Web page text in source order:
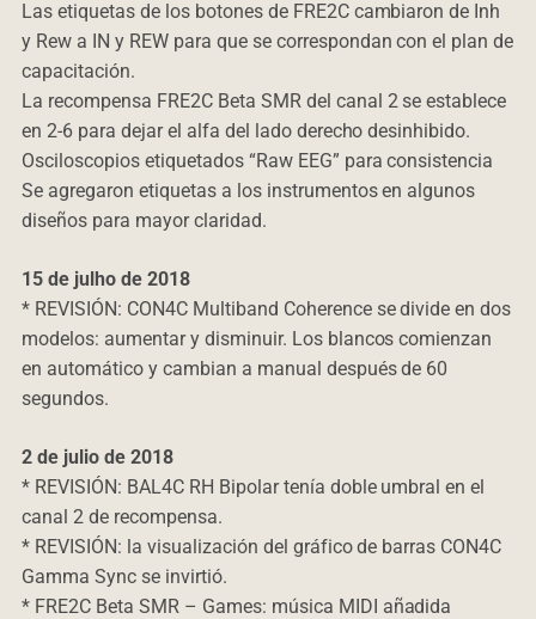
Las etiquetas de los botones de FRE2C cambiaron de Inh
y Rew a IN y REW para que se correspondan con el plan de
capacitación.
La recompensa FRE2C Beta SMR del canal 2 se establece
en 2-6 para dejar el alfa del lado derecho desinhibido.
Osciloscopios etiquetados “Raw EEG” para consistencia
Se agregaron etiquetas a los instrumentos en algunos
diseños para mayor claridad.
15 de julho de 2018
* REVISIÓN: CON4C Multiband Coherence se divide en dos
modelos: aumentar y disminuir. Los blancos comienzan
en automático y cambian a manual después de 60
segundos.
2 de julio de 2018
* REVISIÓN: BAL4C RH Bipolar tenía doble umbral en el
canal 2 de recompensa.
* REVISIÓN: la visualización del gráfico de barras CON4C
Gamma Sync se invirtió.
* FRE2C Beta SMR – Games: música MIDI añadida